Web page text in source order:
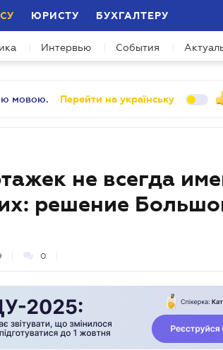
ЮРИСТУ БУХГАЛТЕРУ
Интервью События
мовою. Перейти на українську
не всегда
решение
0